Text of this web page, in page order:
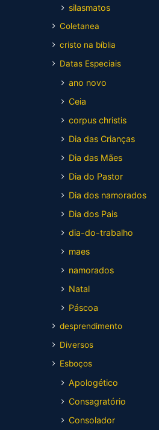
silasmatos
Coletanea
cristo na bíblia
Datas Especiais
ano novo
Ceia
corpus christis
Dia das Crianças
Dia das Mães
Dia do Pastor
Dia dos namorados
Dia dos Pais
dia-do-trabalho
maes
namorados
Natal
Páscoa
desprendimento
Diversos
Esboços
Apologético
Consagratório
Consolador